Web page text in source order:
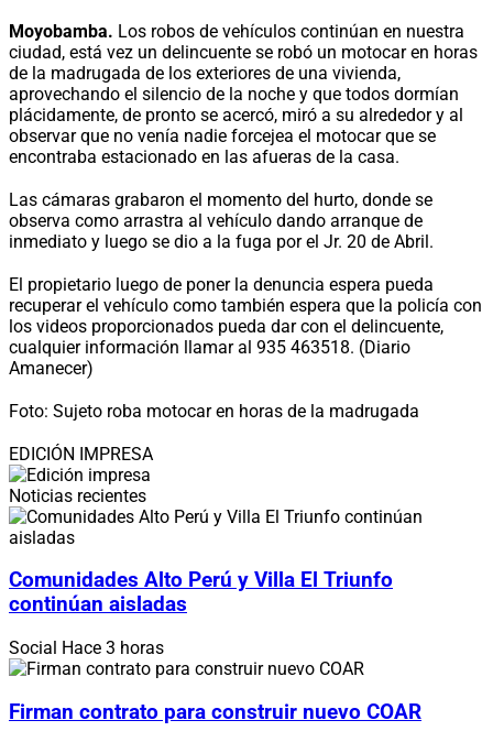
Moyobamba. Los robos de vehículos continúan en nuestra
ciudad, está vez un delincuente se robó un motocar en horas
de la madrugada de los exteriores de una vivienda,
aprovechando el silencio de la noche y que todos dormían
plácidamente, de pronto se acercó, miró a su alrededor y al
observar que no venía nadie forcejea el motocar que se
encontraba estacionado en las afueras de la casa.
Las cámaras grabaron el momento del hurto, donde se
observa como arrastra al vehículo dando arranque de
inmediato y luego se dio a la fuga por el Jr. 20 de Abril.
El propietario luego de poner la denuncia espera pueda
recuperar el vehículo como también espera que la policía con
los videos proporcionados pueda dar con el delincuente,
cualquier información llamar al 935 463518. (Diario
Amanecer)
Foto: Sujeto roba motocar en horas de la madrugada
EDICIÓN IMPRESA
Noticias recientes
Comunidades Alto Perú y Villa El Triunfo
continúan aisladas
Social Hace 3 horas
Firman contrato para construir nuevo COAR